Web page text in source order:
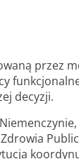
przez
decyzji.
Zdrowia